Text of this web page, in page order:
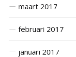
maart 2017
februari 2017
januari 2017